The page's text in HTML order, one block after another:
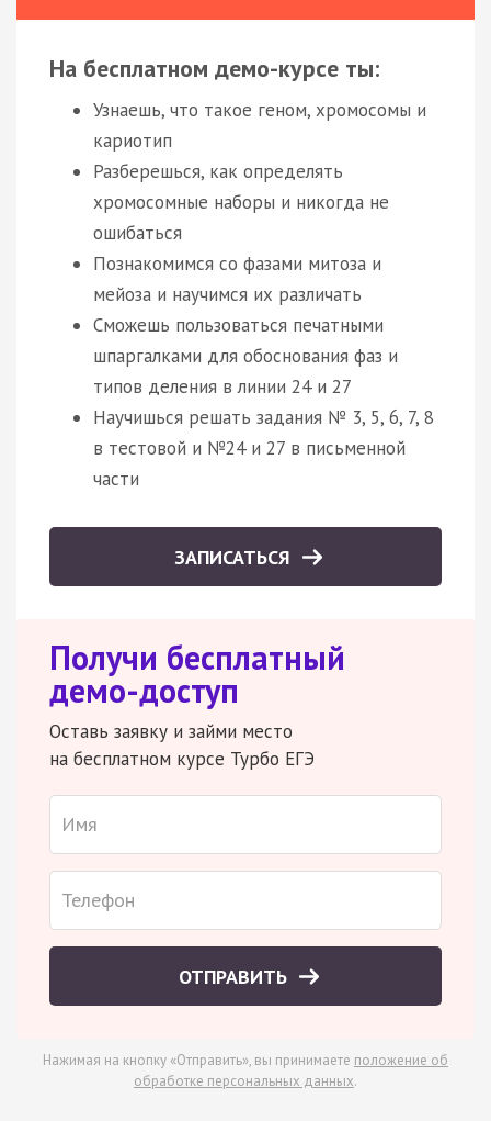
На бесплатном демо-курсе ты:
Узнаешь, что такое геном, хромосомы и
кариотип
Разберешься, как определять
хромосомные наборы и никогда не
ошибаться
Познакомимся со фазами митоза и
мейоза и научимся их различать
Сможешь пользоваться печатными
шпаргалками для обоснования фаз и
типов деления в линии 24 и 27
Научишься решать задания № 3, 5, 6, 7, 8
в тестовой и №24 и 27 в письменной
части
ЗАПИСАТЬСЯ
Получи бесплатный
демо-доступ
Оставь заявку и займи место
на бесплатном курсе Турбо ЕГЭ
ОТПРАВИТЬ
Нажимая на кнопку «Отправить», вы принимаете положение об
обработке персональных данных.